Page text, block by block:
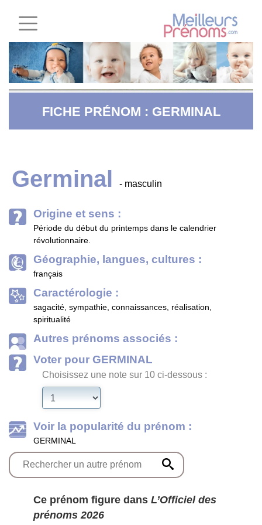
FICHE PRÉNOM : GERMINAL
Germinal - masculin
Origine et sens :
Période du début du printemps dans le calendrier
révolutionnaire.
Géographie, langues, cultures :
français
Caractérologie :
sagacité, sympathie, connaissances, réalisation,
spiritualité
Autres prénoms associés :
Voter pour GERMINAL
Choisissez une note sur 10 ci-dessous :
Voir la popularité du prénom :
GERMINAL
Ce prénom figure dans L’Officiel des
prénoms 2026